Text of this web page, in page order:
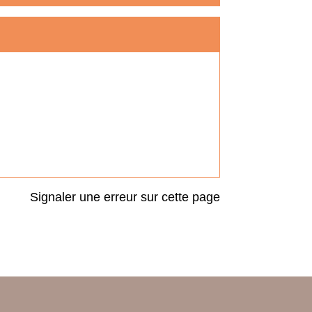
Signaler une erreur sur cette page